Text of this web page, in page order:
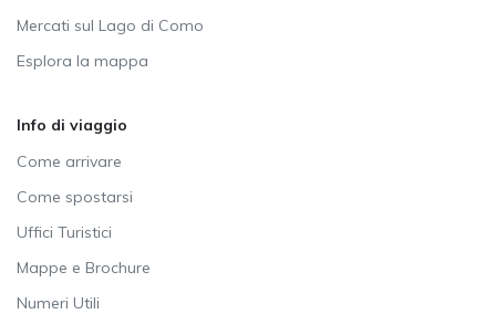
Mercati sul Lago di Como
Esplora la mappa
Info di viaggio
Come arrivare
Come spostarsi
Uffici Turistici
Mappe e Brochure
Numeri Utili